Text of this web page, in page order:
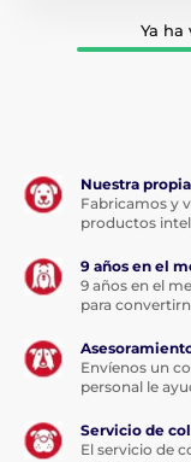
Ya ha
Nuestra
Fabricamos y
productos
9 años en el
9 años en el
para
Envíenos un
personal le
Servicio de
El servicio de